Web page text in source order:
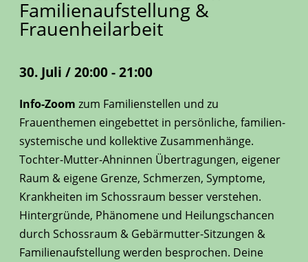
Familienaufstellung &
Frauenheilarbeit
30. Juli / 20:00-21:00
Info-Zoom zum Familienstellen und zu
Frauenthemen eingebettet in persönliche, familien-
systemische und kollektive Zusammenhänge.
Tochter-Mutter-Ahninnen Übertragungen, eigener
Raum & eigene Grenze, Schmerzen, Symptome,
Krankheiten im Schossraum besser verstehen.
Hintergründe, Phänomene und Heilungschancen
durch Schossraum & Gebärmutter-Sitzungen &
Familienaufstellung werden besprochen. Deine